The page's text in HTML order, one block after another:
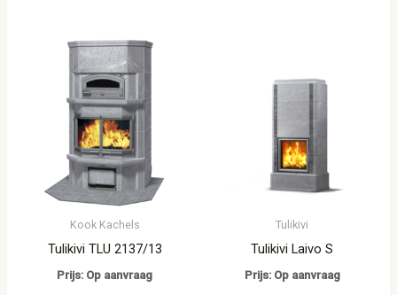
Kook Kachels
Tulikivi TLU 2137/13
Prijs: Op aanvraag
Tulikivi
Tulikivi Laivo S
Prijs: Op aanvraag